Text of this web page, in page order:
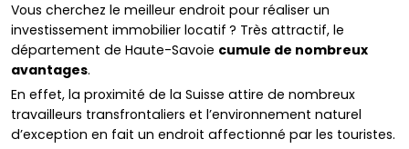
Vous cherchez le meilleur endroit pour réaliser un
investissement immobilier locatif ? Très attractif, le
département de Haute-Savoie cumule de nombreux
avantages.
En effet, la proximité de la Suisse attire de nombreux
travailleurs transfrontaliers et l’environnement naturel
d’exception en fait un endroit affectionné par les touristes.